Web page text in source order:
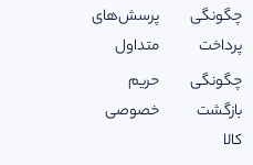
چگونگی
پرداخت
چگونگی
بازگشت
کالا
پرسش‌های
متداول
حریم
خصوصی